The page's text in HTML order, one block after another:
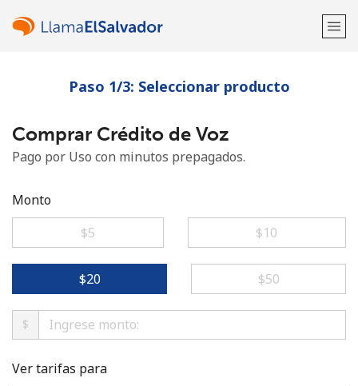
¡Bienvenido!
¿Ya tienes una cuenta?Inicia sesión →
Paso 1/3: Seleccionar producto
Comprar Crédito de Voz
Pago por Uso con minutos prepagados.
Monto
⁦$5⁩
⁦$10⁩
⁦$20⁩ ⁦$50⁩
$
Ver tarifas para